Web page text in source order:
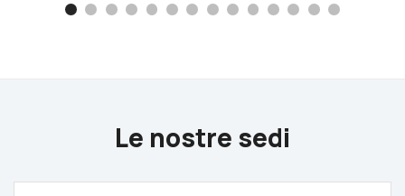
Le nostre sedi